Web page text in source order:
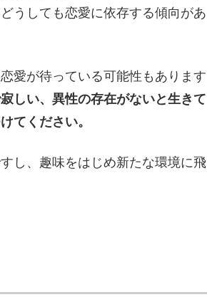
うしても恋愛に依存する傾向があ
愛が待っている可能性もあります
しい、異性の存在がないと生きて
てください。
し、趣味をはじめ新たな環境に飛